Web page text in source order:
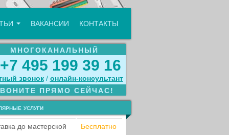
ВАКАНСИИ КОНТАКТЫ
МНОГОКАНАЛЬНЫЙ
+7 495 199 39 16
звонок / онлайн‑консультант
ПРЯМО СЕЙЧАС!
услуги
до мастерской Бесплатно